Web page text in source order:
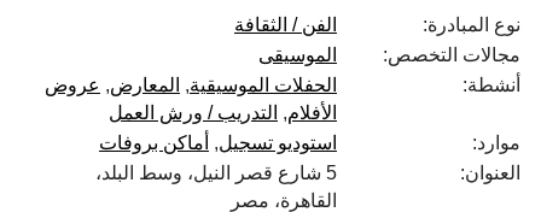
نوع المبادرة:
الفن / الثقافة
مجالات التخصص:
الموسيقى
أنشطة:
الحفلات الموسيقية المعارض
عروض
الأفلام
التدريب / ورش العمل
موارد:
استوديو تسجيل
أماكن بروفات
العنوان:
5 شارع قصر النيل، وسط البلد،
القاهرة، مصر